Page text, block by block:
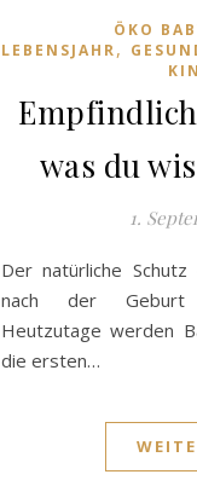
ÖKO
LEBENSJAHR,
was du
1.
Der natürliche
nach der Geburt
Heutzutage werden
die ersten…